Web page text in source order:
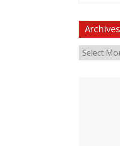
Archives